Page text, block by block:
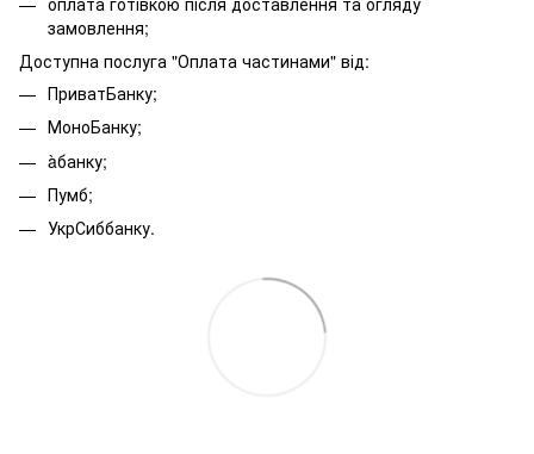
замовлення;
Доступна послуга "Оплата частинами" від:
ПриватБанку;
МоноБанку;
àбанку;
Пумб;
УкрСиббанку.